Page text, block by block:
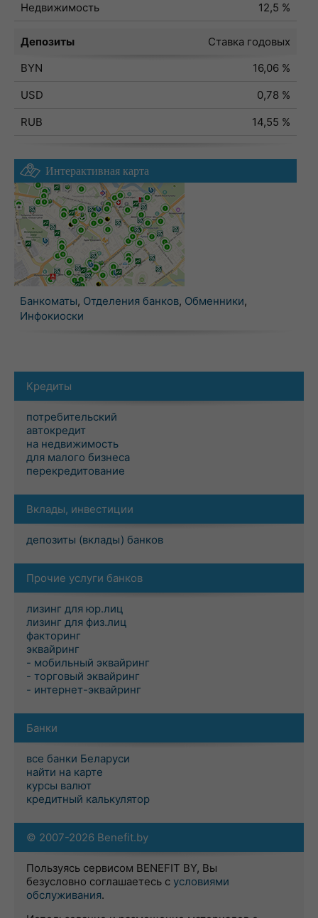
Недвижимость
12,5 %
Депозиты
Ставка годовых
BYN
16,06 %
USD
0,78 %
RUB
14,55 %
Интерактивная карта
Банкоматы, Отделения банков, Обменники,
Инфокиоски
Кредиты
потребительский
автокредит
на недвижимость
для малого бизнеса
перекредитование
Вклады, инвестиции
депозиты (вклады) банков
Прочие услуги банков
лизинг для юр.лиц
лизинг для физ.лиц
факторинг
эквайринг
- мобильный эквайринг
- торговый эквайринг
- интернет-эквайринг
Банки
все банки Беларуси
найти на карте
курсы валют
кредитный калькулятор
© 2007-2026 Benefit.by
Пользуясь сервисом BENEFIT BY, Вы
безусловно соглашаетесь с условиями
обслуживания.